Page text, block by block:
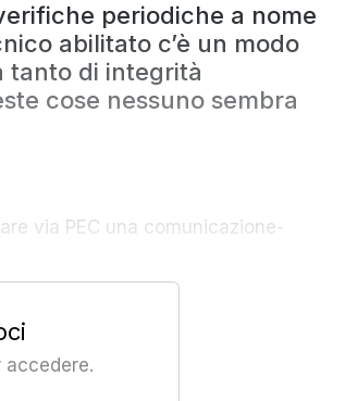
periodiche a nome
abilitato c’è un modo
tanto di integrità
cose nessuno sembra
via PEC una comunicazione-
accedere.